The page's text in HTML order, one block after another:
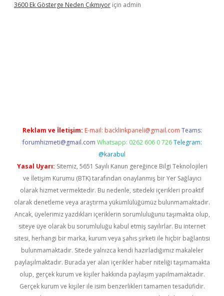
3600 Ek Gösterge Neden Çıkmıyor için admin
Reklam ve İletişim: E-mail: backlinkpaneli@gmail.com Teams:
forumhizmeti@gmail.com Whatsapp: 0262 606 0 726 Telegram:
@karabul
Yasal Uyarı: Sitemiz, 5651 Sayılı Kanun gereğince Bilgi Teknolojileri
ve İletişim Kurumu (BTK) tarafından onaylanmış bir Yer Sağlayıcı
olarak hizmet vermektedir. Bu nedenle, sitedeki içerikleri proaktif
olarak denetleme veya araştırma yükümlülüğümüz bulunmamaktadır.
Ancak, üyelerimiz yazdıkları içeriklerin sorumluluğunu taşımakta olup,
siteye üye olarak bu sorumluluğu kabul etmiş sayılırlar. Bu internet
sitesi, herhangi bir marka, kurum veya şahıs şirketi ile hiçbir bağlantısı
bulunmamaktadır. Sitede yalnızca kendi hazırladığımız makaleler
paylaşılmaktadır. Burada yer alan içerikler haber niteliği taşımamakta
olup, gerçek kurum ve kişiler hakkında paylaşım yapılmamaktadır.
Gerçek kurum ve kişiler ile isim benzerlikleri tamamen tesadüfidir.